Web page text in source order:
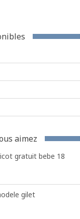
aimez
gratuit bebe 18
gilet